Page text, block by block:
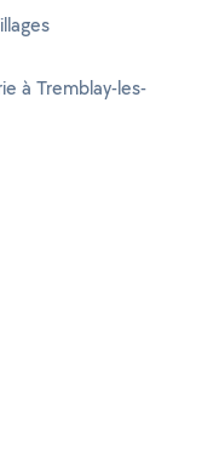
à Tremblay-les-